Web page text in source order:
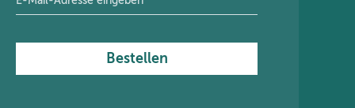
Bestellen